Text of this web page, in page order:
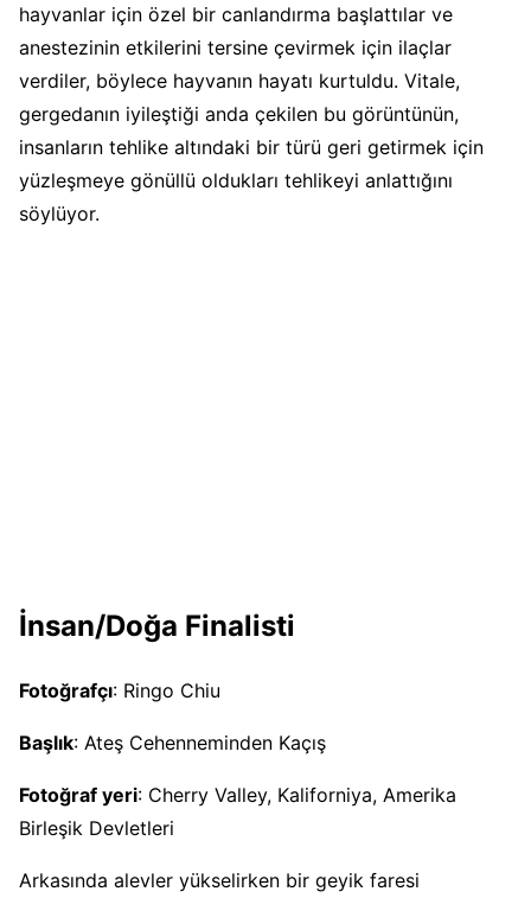
hayvanlar için özel bir canlandırma başlattılar ve
anestezinin etkilerini tersine çevirmek için ilaçlar
verdiler, böylece hayvanın hayatı kurtuldu. Vitale,
gergedanın iyileştiği anda çekilen bu görüntünün,
insanların tehlike altındaki bir türü geri getirmek için
yüzleşmeye gönüllü oldukları tehlikeyi anlattığını
söylüyor.
İnsan/Doğa Finalisti
Fotoğrafçı: Ringo Chiu
Başlık: Ateş Cehenneminden Kaçış
Fotoğraf yeri: Cherry Valley, Kaliforniya, Amerika
Birleşik Devletleri
Arkasında alevler yükselirken bir geyik faresi